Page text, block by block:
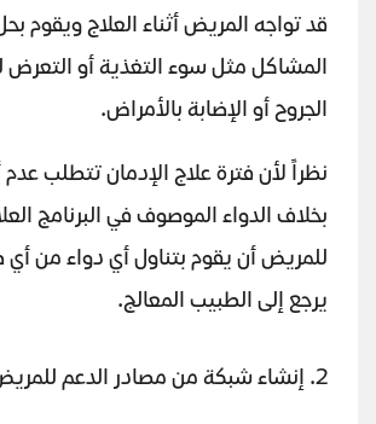
قد تواجه المريض أثناء العلاج ويقوم
المشاكل مثل سوء التغذية أو التعرض
الجروح أو الإضابة بالأمراض.
نظراً لأن فترة علاج الإدمان تتطلب عدم
بخلاف الدواء الموصوف في البرنامج
للمريض أن يقوم بتناول أي دواء من أي
يرجع إلى الطبيب المعالج.
2. إنشاء شبكة من مصادر الدعم للمريض